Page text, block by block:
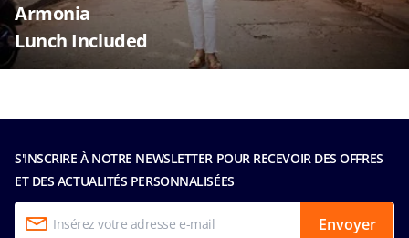
Armonia
Lunch Included
S'INSCRIRE À NOTRE NEWSLETTER POUR RECEVOIR DES OFFRES
ET DES ACTUALITÉS PERSONNALISÉES
Envoyer